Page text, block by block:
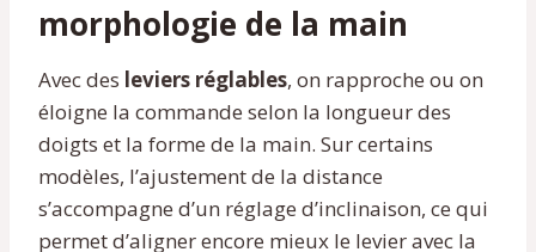
morphologie de la main
Avec des leviers réglables, on rapproche ou on
éloigne la commande selon la longueur des
doigts et la forme de la main. Sur certains
modèles, l’ajustement de la distance
s’accompagne d’un réglage d’inclinaison, ce qui
permet d’aligner encore mieux le levier avec la